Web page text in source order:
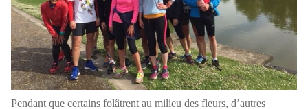
Pendant que certains folâtrent au milieu des fleurs, d’autres